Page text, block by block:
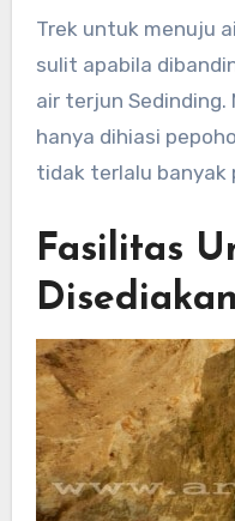
Trek untuk menuju
sulit apabila
air terjun Sedinding.
hanya dihiasi
tidak terlalu banyak
Fasilitas
Disediakan